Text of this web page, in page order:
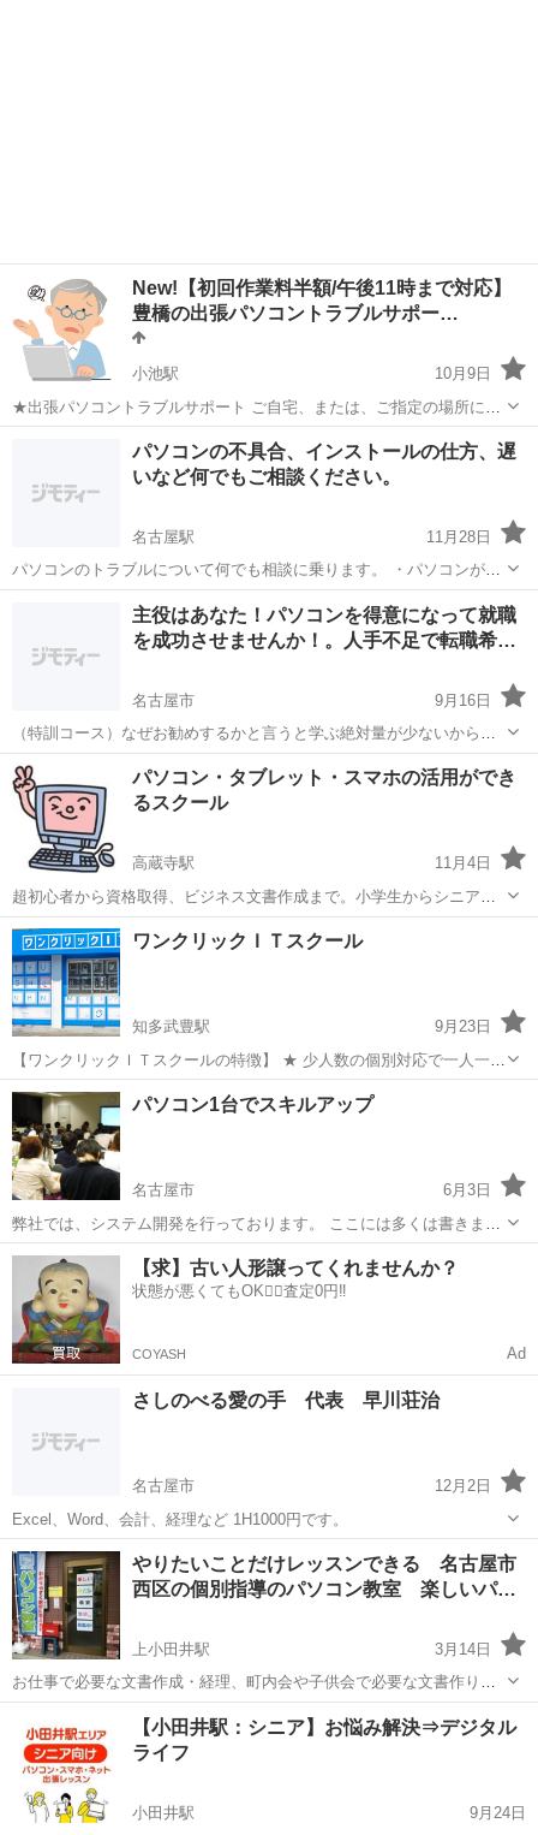
New!【初回作業料半額/午後11時まで対応】
豊橋の出張パソコントラブルサポー…
小池駅
10月9日
★出張パソコントラブルサポート ご自宅、または、ご指定の場所にお
伺い致します。 豊橋市外の場合、別途交通費を実費にて、ご負担頂
主の方も可、法人の...
Windows総合
パソコンの不具合、インストールの仕方、遅
いなど何でもご相談ください。
名古屋駅
11月28日
パソコンのトラブルについて何でも相談に乗ります。 ・パソコンが故
障したので修理したい ・インターネットにつながらない ・ソフトのイ
ンストールの仕方がわからない ・パソコンが遅いので早くしたい ・ソ
フトの操作方法がわ...
名古屋市 名古屋駅 Windows総合 インストール
主役はあなた！パソコンを得意になって就職
を成功させませんか！。人手不足で転職希…
名古屋市
9月16日
（特訓コース）なぜお勧めするかと言うと学ぶ絶対量が少ないからで
す。現在、初回３０００円からで、パソコンのハード、ソフト、ネッ
トワーク、周辺機器などをお教えします。面接官にパソコンが詳しい
と思わせる面接トーク、履歴書の記入方法...
愛知 名古屋市 Windows総合 スマホ
パソコン・タブレット・スマホの活用ができ
るスクール
高蔵寺駅
11月4日
超初心者から資格取得、ビジネス文書作成まで。小学生からシニアま
で老若男女が同じフローで学習してます。アットホームな教室です。
ちょっと教えてからワード、エクセル、パワーポイント、アクセス、
イラストレーター、ホームページ作成・ブ...
愛知 春日井市 高蔵寺駅 Windows総合
ワンクリックＩＴスクール
知多武豊駅
9月23日
【ワンクリックＩＴスクールの特徴】 ★ 少人数の個別対応で一人一人
に合わせたカリキュラムを組みます。 ★ 体が覚えるまで、何度でも繰
り返し学習していただけます。 ★ 知識を応用して活用できるようにな
るためのカリキュ...
愛知 知多郡 知多武豊駅 Windows総合
パソコン1台でスキルアップ
名古屋市
6月3日
弊社では、システム開発を行っております。 ここには多くは書きませ
んが 写真の通りです。 「もう1人働いてくれる自分（分身）がいた
ら？」 そんな思いがある方々を募集しております。
愛知 名古屋市 Windows総合
【求】古い人形譲ってくれませんか？
状態が悪くてもOK🙆‍♀️査定0円‼️
COYASH Ad
さしのべる愛の手 代表 早川荘治
名古屋市
12月2日
Excel、Word、会計、経理など 1H1000円です。
愛知 名古屋市 Windows総合
やりたいことだけレッスンできる 名古屋市
西区の個別指導のパソコン教室 楽しいパ…
上小田井駅
3月14日
お仕事で必要な文書作成・経理、町内会や子供会で必要な文書作りの
ためのレッスンができます。 今すぐ作成しなければならない文書を持
ち込んでいただき、教室で作成していただくこともできます。ノート
名古屋市 上小田井駅 Windows総合 レッスン
【小田井駅：シニア】お悩み解決⇒デジタル
ライフ
小田井駅 9月24日